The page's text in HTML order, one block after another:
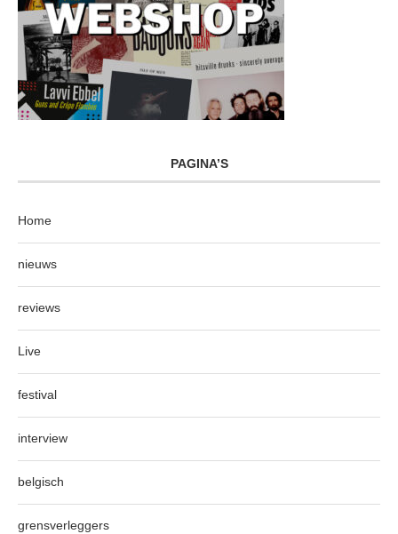
PAGINA’S
Home
nieuws
reviews
Live
festival
interview
belgisch
grensverleggers